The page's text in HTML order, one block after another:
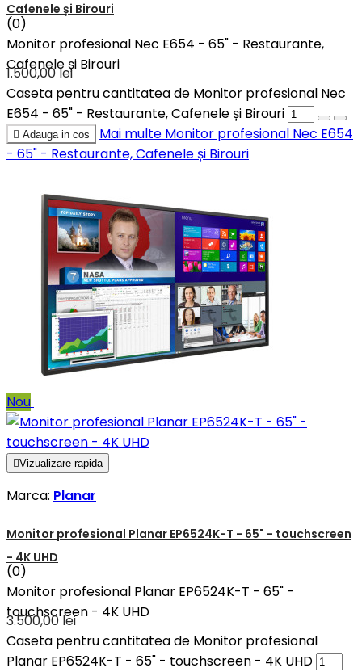
Cafenele și Birouri
(0)
Monitor profesional Nec E654 - 65" - Restaurante,
Cafenele și Birouri
1.500,00 lei
Caseta pentru cantitatea de Monitor profesional Nec
E654 - 65" - Restaurante, Cafenele și Birouri
 Adauga in cos Mai multe Monitor profesional Nec E654
- 65" - Restaurante, Cafenele și Birouri
Nou
Vizualizare rapida
Marca: Planar
Monitor profesional Planar EP6524K-T - 65" - touchscreen
- 4K UHD
(0)
Monitor profesional Planar EP6524K-T - 65" -
touchscreen - 4K UHD
3.500,00 lei
Caseta pentru cantitatea de Monitor profesional
Planar EP6524K-T - 65" - touchscreen - 4K UHD